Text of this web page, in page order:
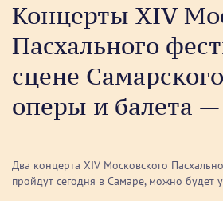
Концерты XIV
Пасхального
сцене
оперы и балета
Два концерта XIV Московского
пройдут сегодня в Самаре, можно будет